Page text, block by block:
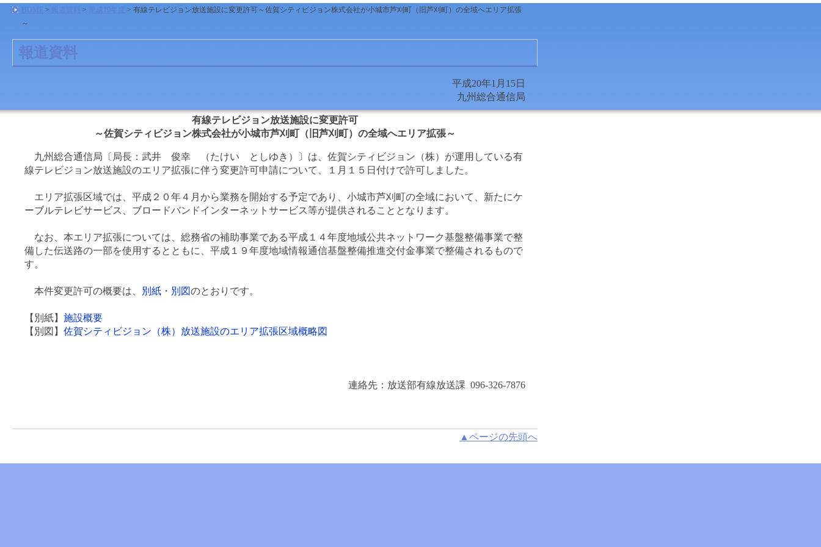
> >
> 有線テレビジョン放送施設に変更許可～佐賀シティビジョン株式会社が小城市芦刈町（旧芦刈町）の全域へエリア拡張
～
報道資料
平成20年1月15日
九州総合通信局
有線テレビジョン放送施設に変更許可
～佐賀シティビジョン株式会社が小城市芦刈町（旧芦刈町）の全域へエリア拡張～
九州総合通信局〔局長：武井 俊幸 （たけい としゆき）〕は、佐賀シティビジョン（株）が運用している有
線テレビジョン放送施設のエリア拡張に伴う変更許可申請について、１月１５日付けで許可しました。
エリア拡張区域では、平成２０年４月から業務を開始する予定であり、小城市芦刈町の全域において、新たにケ
ーブルテレビサービス、ブロードバンドインターネットサービス等が提供されることとなります。
なお、本エリア拡張については、総務省の補助事業である平成１４年度地域公共ネットワーク基盤整備事業で整
備した伝送路の一部を使用するとともに、平成１９年度地域情報通信基盤整備推進交付金事業で整備されるもので
す。
本件変更許可の概要は、 別紙 ・ 別図のとおりです。
【別紙】 施設概要
【別図】 佐賀シティビジョン（株）放送施設のエリア拡張区域概略図
連絡先：放送部有線放送課 096-326-7876
▲ページの先頭へ